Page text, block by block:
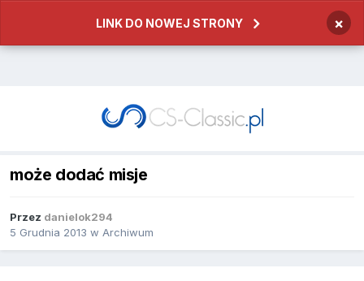
LINK DO NOWEJ STRONY ×
może dodać misje
Przez danielok294
5 Grudnia 2013 w Archiwum